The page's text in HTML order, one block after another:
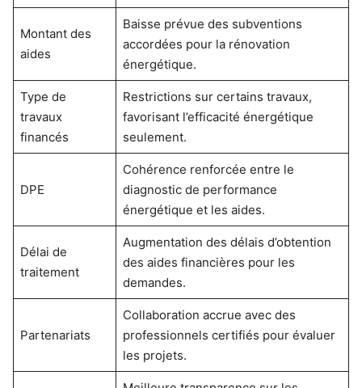
Montant des
aides
Baisse prévue des subventions
accordées pour la rénovation
énergétique.
Type de
travaux
financés
Restrictions sur certains travaux,
favorisant l’efficacité énergétique
seulement.
DPE
Cohérence renforcée entre le
diagnostic de performance
énergétique et les aides.
Délai de
traitement
Augmentation des délais d’obtention
des aides financières pour les
demandes.
Partenariats
Collaboration accrue avec des
professionnels certifiés pour évaluer
les projets.